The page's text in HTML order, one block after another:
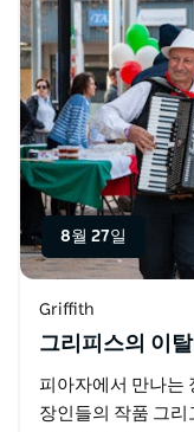
8월 27일
Griffith
그리피스의 이
피아자에서 만나는
장인들의 작품 그